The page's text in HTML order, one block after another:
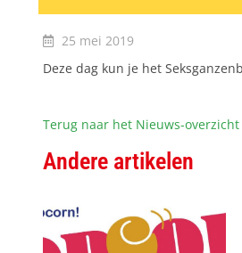
25 mei 2019
Deze dag kun je het
Terug naar het Nieuws-overzicht
Andere artikelen